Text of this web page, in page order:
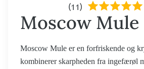
(11)
Moscow Mule
Moscow Mule er en forfriskende og
kombinerer skarpheden fra ingefærøl